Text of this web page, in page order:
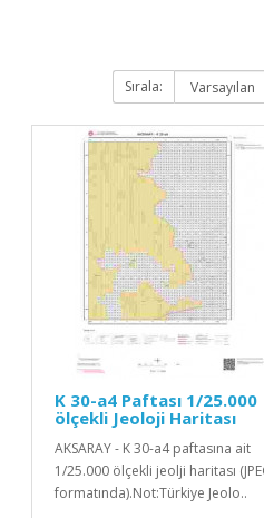
Sırala:
K 30-a4 Paftası 1/25.000
ölçekli Jeoloji Haritası
AKSARAY - K 30-a4 paftasına ait
1/25.000 ölçekli jeolji haritası
formatında).Not:Türkiye Jeolo..